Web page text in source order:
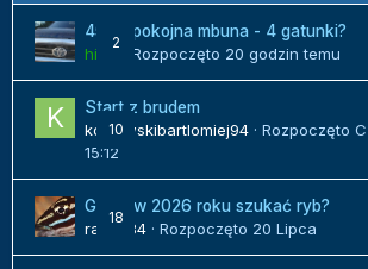
2
450l spokojna mbuna - 4 gatunki?
hilux · Rozpoczęto 20 godzin temu
10
Start z brudem
kozlowskibartlomiej94 · Rozpoczęto
15:12
18
Gdzie w 2026 roku szukać ryb?
radek84 · Rozpoczęto 20 Lipca